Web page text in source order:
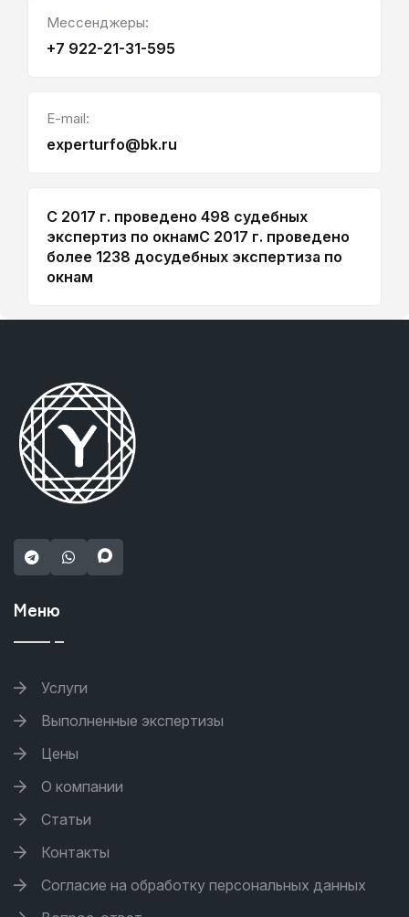
Мессенджеры:
+7 922-21-31-595
E-mail:
experturfo@bk.ru
С 2017 г. проведено 498 судебных
экспертиз по окнамС 2017 г. проведено
более 1238 досудебных экспертиза по
окнам
Меню
Услуги
Выполненные экспертизы
Цены
О компании
Статьи
Контакты
Согласие на обработку персональных данных